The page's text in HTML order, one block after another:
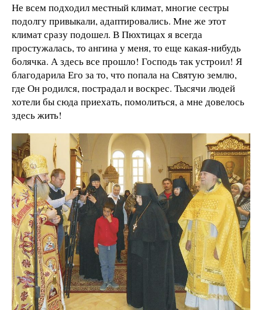
Не всем подходил местный климат, многие сестры
подолгу привыкали, адаптировались. Мне же этот
климат сразу подошел. В Пюхтицах я всегда
простужалась, то ангина у меня, то еще какая-нибудь
болячка. А здесь все прошло! Господь так устроил! Я
благодарила Его за то, что попала на Святую землю,
где Он родился, пострадал и воскрес. Тысячи людей
хотели бы сюда приехать, помолиться, а мне довелось
здесь жить!